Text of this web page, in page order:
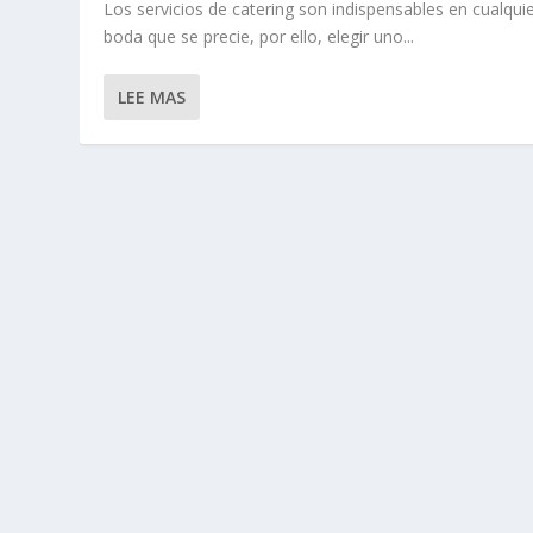
Los servicios de catering son indispensables en
boda que se precie, por ello, elegir uno...
LEE MAS